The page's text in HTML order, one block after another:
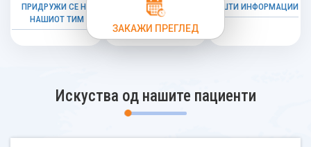
ПРИДРУЖИ СЕ НА
НАШИОТ ТИМ
ИНСТРУКЦИИ ЗА
ПАРКИНГ
ОПШТИ ИНФОРМАЦИИ
Искуства од нашите пациенти
ЗАКАЖИ ПРЕГЛЕД